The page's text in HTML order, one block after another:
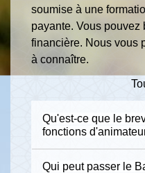
soumise à une
payante. Vous
financière. Nous vous
à connaître.
Qu'est-ce que le
fonctions
Qui peut passer le